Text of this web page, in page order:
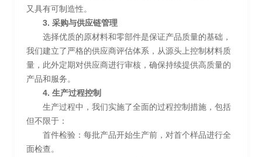
又具有可制造性。
3. 采购与供应链管理
选择优质的原材料和零部件是保证产品质量的基础，
我们建立了严格的供应商评估体系，从源头上控制材料质
量，此外定期对供应商进行审核，确保持续提供高质量的
产品和服务。
4. 生产过程控制
生产过程中，我们实施了全面的过程控制措施，包括
但不限于：
首件检验：每批产品开始生产前，对首个样品进行全
面检查。